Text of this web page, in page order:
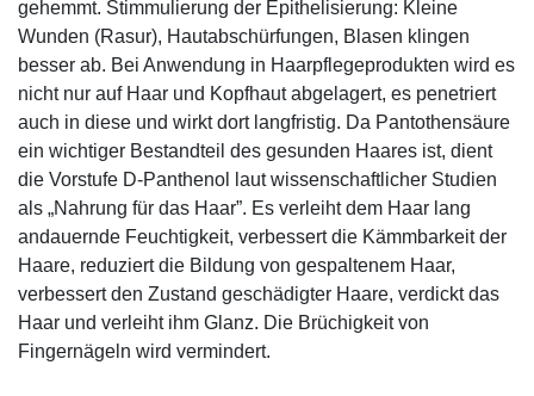
gehemmt. Stimmulierung der Epithelisierung: Kleine
Wunden (Rasur), Hautabschürfungen, Blasen klingen
besser ab. Bei Anwendung in Haarpflegeprodukten wird es
nicht nur auf Haar und Kopfhaut abgelagert, es penetriert
auch in diese und wirkt dort langfristig. Da Pantothensäure
ein wichtiger Bestandteil des gesunden Haares ist, dient
die Vorstufe D-Panthenol laut wissenschaftlicher Studien
als „Nahrung für das Haar”. Es verleiht dem Haar lang
andauernde Feuchtigkeit, verbessert die Kämmbarkeit der
Haare, reduziert die Bildung von gespaltenem Haar,
verbessert den Zustand geschädigter Haare, verdickt das
Haar und verleiht ihm Glanz. Die Brüchigkeit von
Fingernägeln wird vermindert.